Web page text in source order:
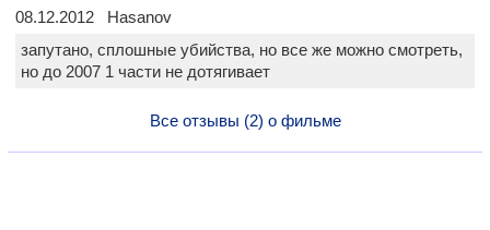
08.12.2012 Hasanov
запутано, сплошные убийства, но все же можно смотреть,
но до 2007 1 части не дотягивает
Все отзывы (2) о фильме